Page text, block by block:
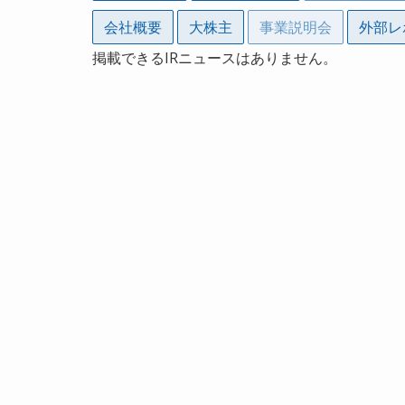
会社概要 大株主 事業説明会
外部
掲載できるIRニュースはありません。